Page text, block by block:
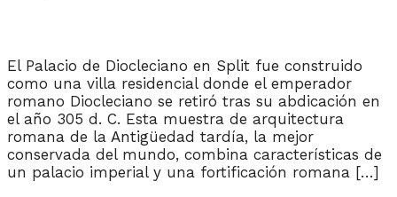
El Palacio de Diocleciano en Split fue construido
como una villa residencial donde el emperador
romano Diocleciano se retiró tras su abdicación en
el año 305 d. C. Esta muestra de arquitectura
romana de la Antigüedad tardía, la mejor
conservada del mundo, combina características de
un palacio imperial y una fortificación romana […]